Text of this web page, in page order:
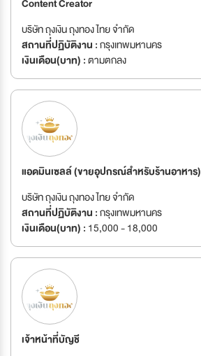
Content Creator
บริษัท ถุงเงิน ถุงทอง ไทย จำกัด
สถานที่ปฏิบัติงาน :กรุงเทพมหานคร
เงินเดือน(บาท) :ตามตกลง
แอดมินเซลล์ (ขายอุปกรณ์สำหรับร้านอาหาร)
บริษัท ถุงเงิน ถุงทอง ไทย จำกัด
สถานที่ปฏิบัติงาน :กรุงเทพมหานคร
เงินเดือน(บาท) : 15,000 - 18,000
เจ้าหน้าที่บัญชี